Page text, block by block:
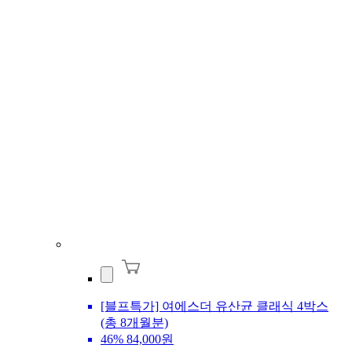
[블프특가] 여에스더 유산균 클래식 4박스
(총 8개월분)
46% 84,000원